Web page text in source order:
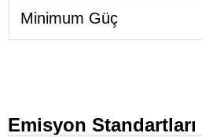
Minimum Güç
Emisyon Standartları